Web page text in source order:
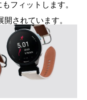
フィットします。
されています。